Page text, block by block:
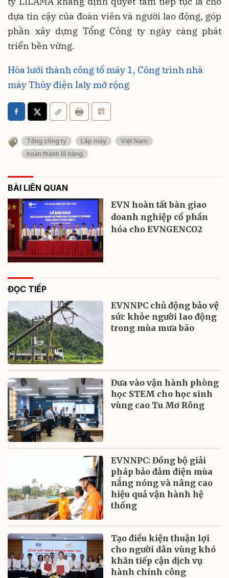
dựa tin cậy của đoàn viên và người lao động, góp
phần xây dựng Tổng Công ty ngày càng phát
triển bền vững.
Hòa lưới thành công tổ máy 1, Công trình nhà
máy Thủy điện Ialy mở rộng
Tổng công ty Lắp máy
Việt Nam
hoàn thành lô hàng
BÀI LIÊN QUAN
EVN hoàn tất bàn giao
doanh nghiệp cổ phần
hóa cho EVNGENCO2
ĐỌC TIẾP
EVNNPC chủ động bảo vệ
sức khỏe người lao động
trong mùa mưa bão
Đưa vào vận hành phòng
học STEM cho học sinh
vùng cao Tu Mơ Rông
EVNNPC: Đồng bộ giải
pháp bảo đảm điện mùa
nắng nóng và nâng cao
hiệu quả vận hành hệ
thống
Tạo điều kiện thuận lợi
cho người dân vùng khó
khăn tiếp cận dịch vụ
hành chính công